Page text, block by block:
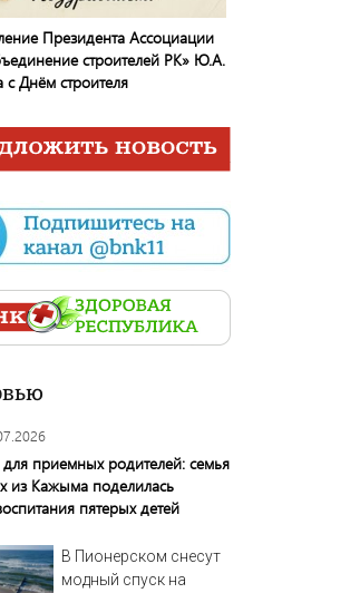
Президента Ассоциации
строителей РК» Ю.А.
с Днём строителя
приемных родителей: семья
из Кажыма поделилась
пятерых детей
В Пионерском снесут
модный спуск на